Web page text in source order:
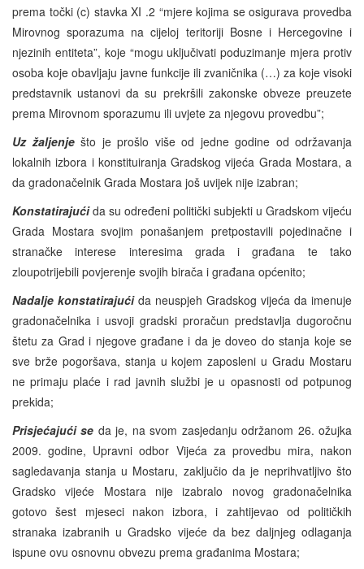
prema točki (c) stavka XI .2 “mjere kojima se osigurava provedba
Mirovnog sporazuma na cijeloj teritoriji Bosne i Hercegovine i
njezinih entiteta”, koje “mogu uključivati poduzimanje mjera protiv
osoba koje obavljaju javne funkcije ili zvaničnika (…) za koje visoki
predstavnik ustanovi da su prekršili zakonske obveze preuzete
prema Mirovnom sporazumu ili uvjete za njegovu provedbu”;
Uz žaljenje što je prošlo više od jedne godine od održavanja
lokalnih izbora i konstituiranja Gradskog vijeća Grada Mostara, a
da gradonačelnik Grada Mostara još uvijek nije izabran;
Konstatirajućida su određeni politički subjekti u Gradskom vijeću
Grada Mostara svojim ponašanjem pretpostavili pojedinačne i
stranačke interese interesima grada i građana te tako
zloupotrijebili povjerenje svojih birača i građana općenito;
Nadalje konstatirajućida neuspjeh Gradskog vijeća da imenuje
gradonačelnika i usvoji gradski proračun predstavlja dugoročnu
štetu za Grad i njegove građane i da je doveo do stanja koje se
sve brže pogoršava, stanja u kojem zaposleni u Gradu Mostaru
ne primaju plaće i rad javnih službi je u opasnosti od potpunog
prekida;
Prisjećajući se da je, na svom zasjedanju održanom 26. ožujka
2009. godine, Upravni odbor Vijeća za provedbu mira, nakon
sagledavanja stanja u Mostaru, zaključio da je neprihvatljivo što
Gradsko vijeće Mostara nije izabralo novog gradonačelnika
gotovo šest mjeseci nakon izbora, i zahtijevao od političkih
stranaka izabranih u Gradsko vijeće da bez daljnjeg odlaganja
ispune ovu osnovnu obvezu prema građanima Mostara;